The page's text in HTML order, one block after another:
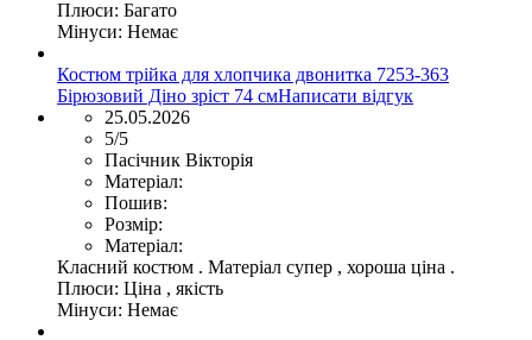
Плюси: Багато
Мінуси: Немає
Костюм трійка для хлопчика двонитка 7253-363
Бірюзовий Діно зріст 74 смНаписати відгук
25.05.2026
5/5
Пасічник Вікторія
Матеріал:
Пошив:
Розмір:
Матеріал:
Класний костюм . Матеріал супер , хороша ціна .
Плюси: Ціна , якість
Мінуси: Немає